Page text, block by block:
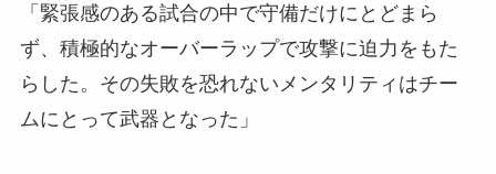
「緊張感のある試合の中で守備だけにとどまら
ず、積極的なオーバーラップで攻撃に迫力をもた
らした。その失敗を恐れないメンタリティはチー
ムにとって武器となった」